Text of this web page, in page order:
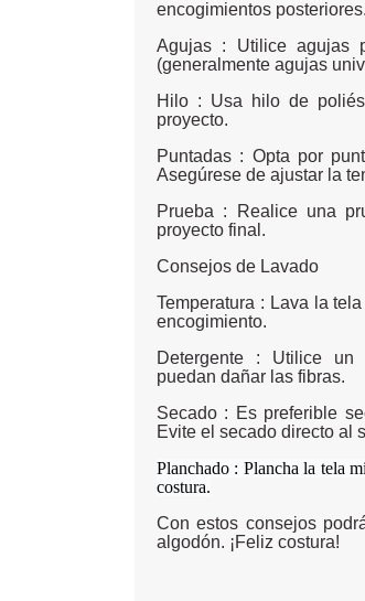
encogimientos
Agujas : Utilice agujas
(generalmente agujas
Hilo : Usa hilo de
proyecto.
Puntadas : Opta por
Asegúrese de ajustar la
Prueba : Realice una
proyecto final.
Consejos de Lavado
Temperatura : Lava la
encogimiento.
Detergente : Utilice un
puedan dañar las fibras.
Secado : Es preferible
Evite el secado directo al
Planchado : Plancha la tela
costura.
Con estos consejos
algodón. ¡Feliz costura!